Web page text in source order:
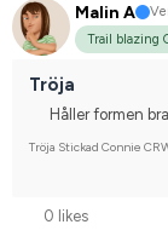
Malin A
Trail blazing
Tröja
Håller formen
Tröja Stickad Connie
0 likes